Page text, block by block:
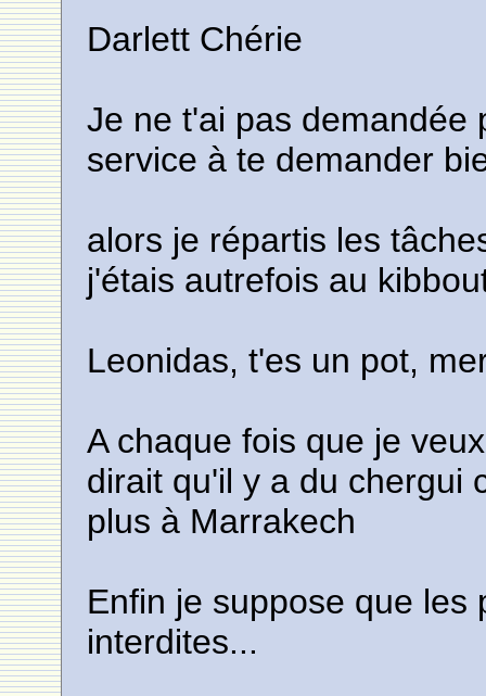
Darlett Chérie
Je ne t'ai pas demandée
service à te demander
alors je répartis les
j'étais autrefois au
Leonidas, t'es un pot,
A chaque fois que je
dirait qu'il y a du chergui
plus à Marrakech
Enfin je suppose que les
interdites...